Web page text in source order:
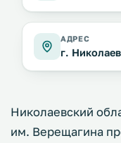
АДРЕС
г.
Николаевский
им. Верещагина